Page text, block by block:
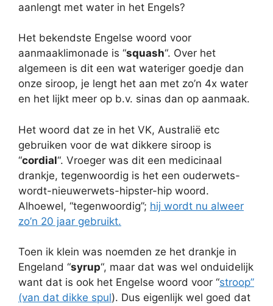
aanlengt met water in het Engels?
Het bekendste Engelse woord voor
aanmaaklimonade is “squash“. Over het
algemeen is dit een wat wateriger goedje dan
onze siroop, je lengt het aan met zo’n 4x water
en het lijkt meer op b.v. sinas dan op aanmaak.
Het woord dat ze in het VK, Australië etc
gebruiken voor de wat dikkere siroop is
“cordial“. Vroeger was dit een medicinaal
drankje, tegenwoordig is het een ouderwets-
wordt-nieuwerwets-hipster-hip woord.
Alhoewel, “tegenwoordig”; hij wordt nu alweer
zo’n 20 jaar gebruikt.
Toen ik klein was noemden ze het drankje in
Engeland “syrup“, maar dat was wel onduidelijk
want dat is ook het Engelse woord voor “stroop”
(van dat dikke spul). Dus eigenlijk wel goed dat